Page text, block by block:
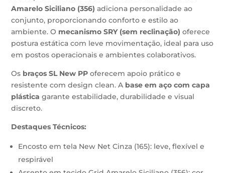
Amarelo Siciliano (356) adiciona personalidade ao
conjunto, proporcionando conforto e estilo ao
ambiente. O mecanismo SRY (sem reclinação) oferece
postura estática com leve movimentação, ideal para uso
em postos operacionais e ambientes colaborativos.
Os braços SL New PP oferecem apoio prático e
resistente com design clean. A base em aço com capa
plástica garante estabilidade, durabilidade e visual
discreto.
Destaques Técnicos:
Encosto em tela New Net Cinza (165): leve, flexível e
respirável